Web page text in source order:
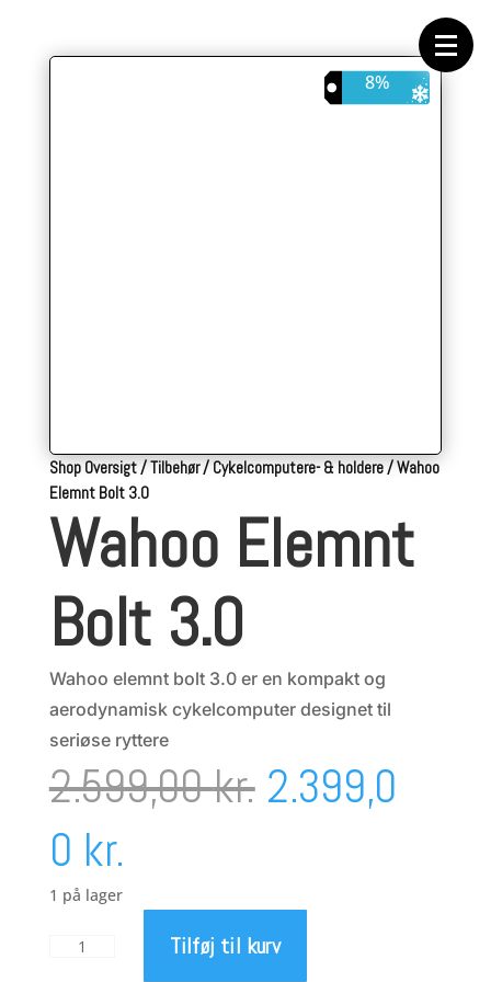
8%
Shop Oversigt/Tilbehør/Cykelcomputere- & holdere/Wahoo
Elemnt Bolt 3.0
Wahoo Elemnt
Bolt 3.0
Wahoo elemnt bolt 3.0 er en kompakt og
aerodynamisk cykelcomputer designet til
seriøse ryttere
2.599,00kr. Den
pris
2.399,0
0 kr.
aktuelle
1 på lager
Wahoo
Tilføj til kurv